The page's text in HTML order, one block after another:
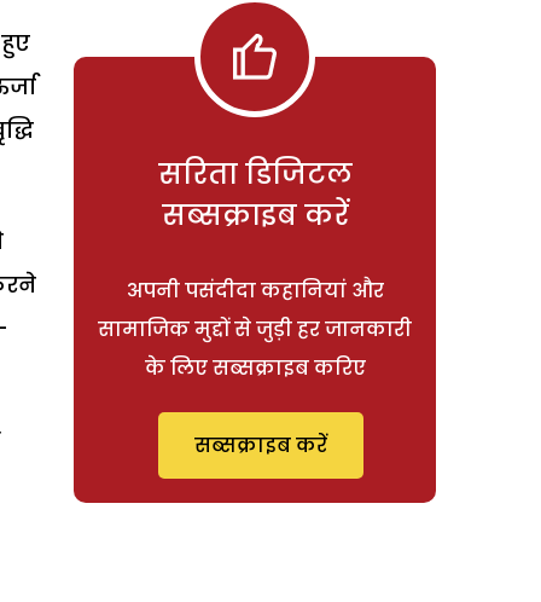
सरिता डिजिटल
सब्सक्राइब करें
अपनी पसंदीदा कहानियां और
सामाजिक मुद्दों से जुड़ी हर जानकारी
के लिए सब्सक्राइब करिए
सब्सक्राइब करें